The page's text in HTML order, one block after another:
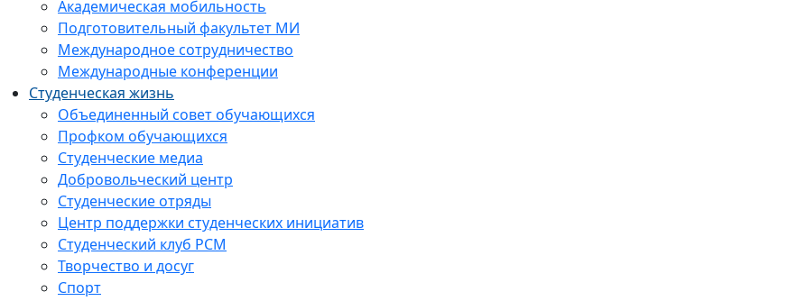
Академическая мобильность
Подготовительный факультет МИ
Международное сотрудничество
Международные конференции
Студенческая жизнь
Объединенный совет обучающихся
Профком обучающихся
Студенческие медиа
Добровольческий центр
Студенческие отряды
Центр поддержки студенческих инициатив
Студенческий клуб РСМ
Творчество и досуг
Спорт